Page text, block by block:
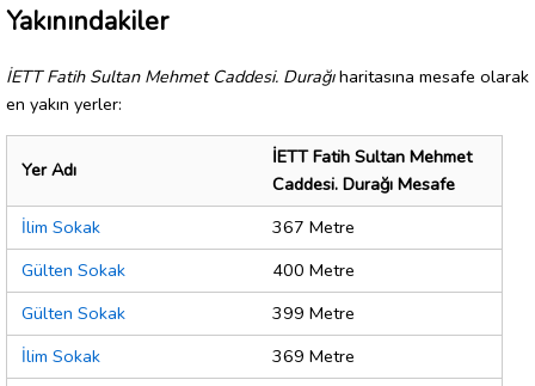
Yakınındakiler
İETT Fatih Sultan Mehmet Caddesi. Durağıharitasına mesafe olarak
en yakın yerler:
Yer Adı
İETT Fatih Sultan Mehmet
Caddesi. Durağı Mesafe
İlim Sokak
367 Metre
Gülten Sokak
400 Metre
Gülten Sokak
399 Metre
İlim Sokak
369 Metre